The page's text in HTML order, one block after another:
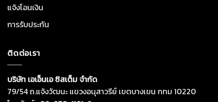
แจ้งโอนเงิน
การรับประกัน
ติดต่อเรา
บริษัท เอเอ็นเอ ซิสเต็ม จำกัด
79/54 ถ.แจ้งวัฒนะ แขวงอนุสาวรีย์ เขตบางเขน กทม 10220